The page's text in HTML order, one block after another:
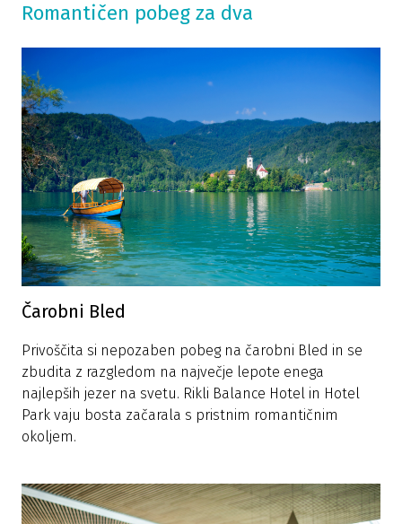
Romantičen pobeg za dva
Čarobni Bled
Privoščita si nepozaben pobeg na čarobni Bled in se
zbudita z razgledom na največje lepote enega
najlepših jezer na svetu. Rikli Balance Hotel in Hotel
Park vaju bosta začarala s pristnim romantičnim
okoljem.